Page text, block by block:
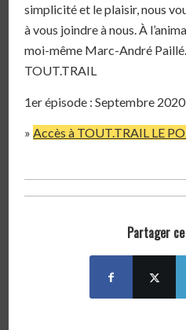
simplicité et le plaisir, nous
à vous joindre à nous. À
moi-même Marc-André
TOUT.TRAIL
1er épisode : Septembre 2020
»Accès à TOUT.TRAIL LE
Partager